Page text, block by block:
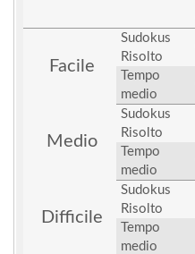
Facile
Sudokus
Risolto
Tempo
medio
Medio
Sudokus
Risolto
Tempo
medio
Difficile
Sudokus
Risolto
Tempo
medio